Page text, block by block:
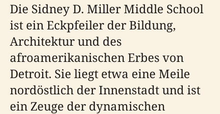
Die Sidney D. Miller Middle School
ist ein Eckpfeiler der Bildung,
Architektur und des
afroamerikanischen Erbes von
Detroit. Sie liegt etwa eine Meile
nordöstlich der Innenstadt und ist
ein Zeuge der dynamischen